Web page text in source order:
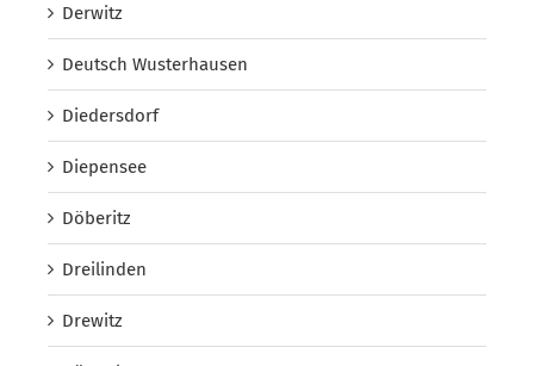
Derwitz
Deutsch Wusterhausen
Diedersdorf
Diepensee
Döberitz
Dreilinden
Drewitz